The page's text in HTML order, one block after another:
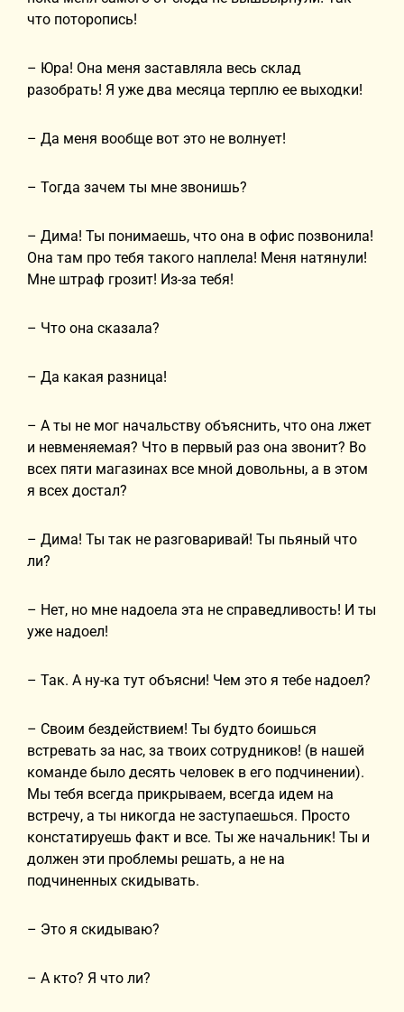
что поторопись!
– Юра! Она меня заставляла весь склад
разобрать! Я уже два месяца терплю ее выходки!
– Да меня вообще вот это не волнует!
– Тогда зачем ты мне звонишь?
– Дима! Ты понимаешь, что она в офис позвонила!
Она там про тебя такого наплела! Меня натянули!
Мне штраф грозит! Из-за тебя!
– Что она сказала?
– Да какая разница!
– А ты не мог начальству объяснить, что она лжет
и невменяемая? Что в первый раз она звонит? Во
всех пяти магазинах все мной довольны, а в этом
я всех достал?
– Дима! Ты так не разговаривай! Ты пьяный что
ли?
– Нет, но мне надоела эта не справедливость! И ты
уже надоел!
– Так. А ну-ка тут объясни! Чем это я тебе надоел?
– Своим бездействием! Ты будто боишься
встревать за нас, за твоих сотрудников! (в нашей
команде было десять человек в его подчинении).
Мы тебя всегда прикрываем, всегда идем на
встречу, а ты никогда не заступаешься. Просто
констатируешь факт и все. Ты же начальник! Ты и
должен эти проблемы решать, а не на
подчиненных скидывать.
– Это я скидываю?
– А кто? Я что ли?